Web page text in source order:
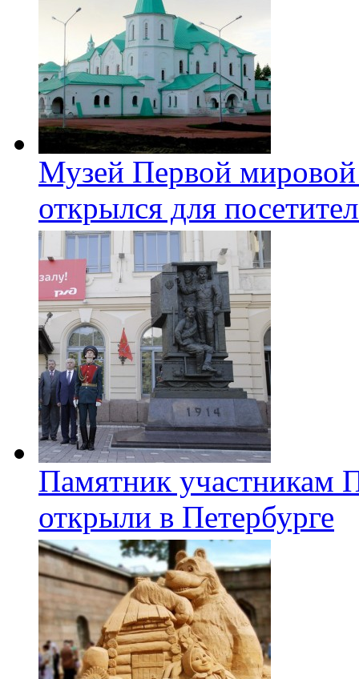
Музей Первой
открылся для
Памятник участникам
открыли в Петербурге